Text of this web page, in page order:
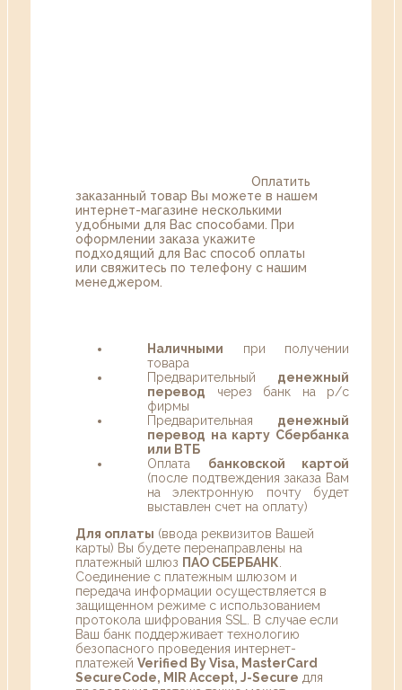
Оплатить
заказанный товар Вы можете в нашем
интернет-магазине несколькими
удобными для Вас способами. При
оформлении заказа укажите
подходящий для Вас способ оплаты
или свяжитесь по телефону с нашим
менеджером.
Наличными при получении
товара
Предварительный денежный
перевод через банк на р/с
фирмы
Предварительная денежный
перевод на карту Сбербанка
или ВТБ
Оплата банковской картой
(после подтвеждения заказа Вам
на электронную почту будет
выставлен счет на оплату)
Для оплаты (ввода реквизитов Вашей
карты) Вы будете перенаправлены на
платежный шлюз ПАО СБЕРБАНК
Соединение с платежным шлюзом и
передача информации осуществляется в
защищенном режиме с использованием
протокола шифрования SSL. В случае если
Ваш банк поддерживает технологию
безопасного проведения интернет-
платежей Verified By Visa, MasterCard
SecureCode, MIR Accept, J-Secure для